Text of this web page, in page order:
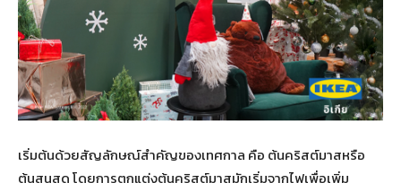
เริ่มต้นด้วยสัญลักษณ์สำคัญของเทศกาล คือ ต้นคริสต์มาสหรือ
ต้นสนสด โดยการตกแต่งต้นคริสต์มาสมักเริ่มจากไฟเพื่อเพิ่ม